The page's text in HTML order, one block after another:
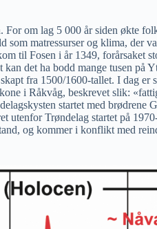
om lag 5 000 år siden økte
matressurser og klima, der
til Fosen i år 1349, forårsaket
det ha bodd mange tusen
fra 1500/1600-tallet. I dag
i Råkvåg, beskrevet slik:
startet med
Trøndelag startet på
og kommer i konflikt med